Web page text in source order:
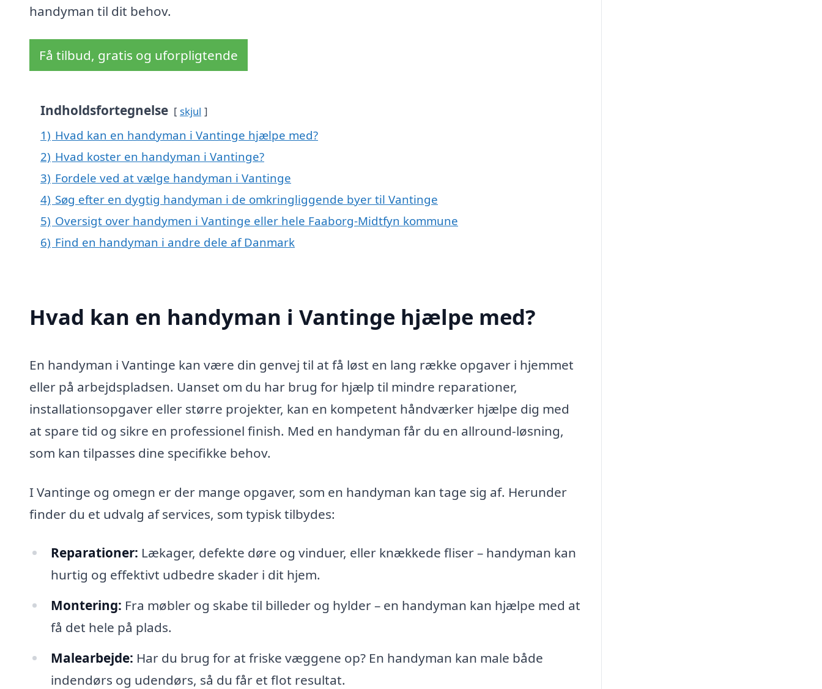
handyman til dit behov.
Få tilbud, gratis og uforpligtende
Indholdsfortegnelse skjul
1) Hvad kan en handyman i Vantinge hjælpe med?
2) Hvad koster en handyman i Vantinge?
3) Fordele ved at vælge handyman i Vantinge
4) Søg efter en dygtig handyman i de omkringliggende byer til Vantinge
5) Oversigt over handymen i Vantinge eller hele Faaborg-Midtfyn kommune
6) Find en handyman i andre dele af Danmark
Hvad kan en handyman i Vantinge hjælpe med?
En handyman i Vantinge kan være din genvej til at få løst en lang række opgaver i hjemmet
eller på arbejdspladsen. Uanset om du har brug for hjælp til mindre reparationer,
installationsopgaver eller større projekter, kan en kompetent håndværker hjælpe dig med
at spare tid og sikre en professionel finish. Med en handyman får du en allround-løsning,
som kan tilpasses dine specifikke behov.
I Vantinge og omegn er der mange opgaver, som en handyman kan tage sig af. Herunder
finder du et udvalg af services, som typisk tilbydes:
Reparationer: Lækager, defekte døre og vinduer, eller knækkede fliser – handyman kan
hurtig og effektivt udbedre skader i dit hjem.
Montering: Fra møbler og skabe til billeder og hylder – en handyman kan hjælpe med at
få det hele på plads.
Malearbejde: Har du brug for at friske væggene op? En handyman kan male både
indendørs og udendørs, så du får et flot resultat.